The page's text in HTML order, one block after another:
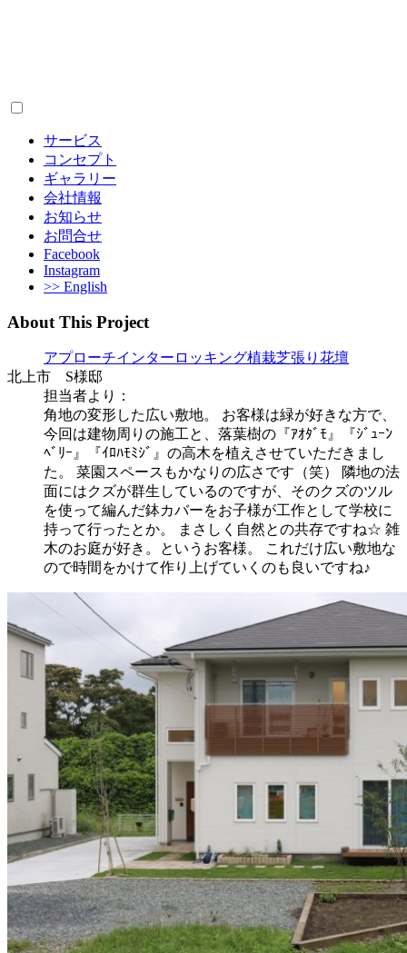
サービス
コンセプト
ギャラリー
会社情報
お知らせ
お問合せ
Facebook
Instagram
>> English
About This Project
アプローチインターロッキング植栽芝張り 花壇
北上市 S様邸
担当者より：
角地の変形した広い敷地。 お客様は緑が好きな方で、
今回は建物周りの施工と、落葉樹の『ｱｵﾀﾞﾓ』『ｼﾞｭｰﾝ
ﾍﾞﾘｰ』『ｲﾛﾊﾓﾐｼﾞ』の高木を植えさせていただきまし
た。 菜園スペースもかなりの広さです（笑） 隣地の法
面にはクズが群生しているのですが、そのクズのツル
を使って編んだ鉢カバーをお子様が工作として学校に
持って行ったとか。 まさしく自然との共存ですね☆ 雑
木のお庭が好き。というお客様。 これだけ広い敷地な
ので時間をかけて作り上げていくのも良いですね♪